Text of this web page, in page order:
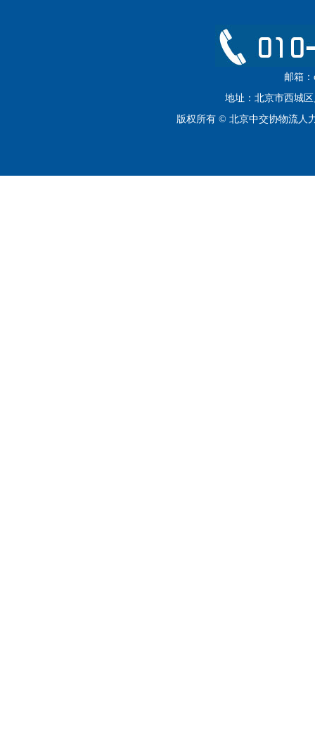
邮箱：
地址：北京市西城区
版权所有 © 北京中交协物流人